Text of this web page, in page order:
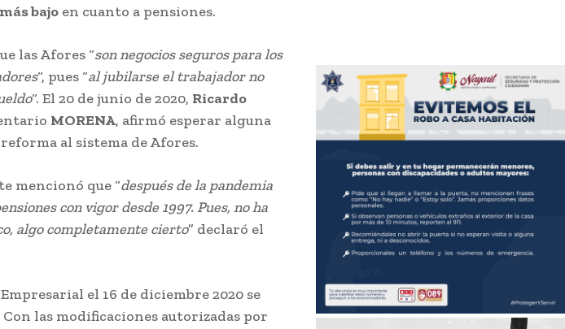
bajo en cuanto a pensiones.
las Afores “son negocios seguros para los
“, pues “al jubilarse el trabajador no
“. El 20 de junio de 2020, Ricardo
MORENA, afirmó esperar alguna
al sistema de Afores.
mencionó que “después de la pandemia
con vigor desde 1997. Pues, no ha
algo completamente cierto” declaró el
el 16 de diciembre 2020 se
las modificaciones autorizadas por